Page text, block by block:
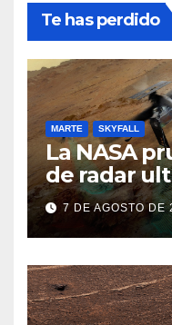
Te has perdido
MARTE SKYFALL
La NASA
de radar
7 DE AGOSTO DE